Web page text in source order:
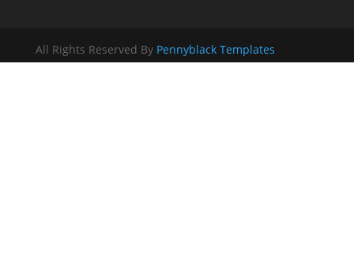
All Rights Reserved By Pennyblack Templates